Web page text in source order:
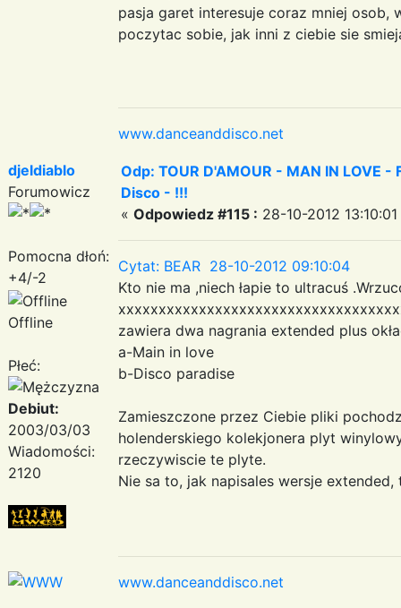
pasja garet interesuje coraz mniej
poczytac sobie, jak inni z ciebie sie
www.danceanddisco.net
djeldiablo
Forumowicz
Pomocna dłoń:
+4/-2
Offline
Płeć:
Debiut:
2003/03/03
Wiadomości:
2120
Odp: TOUR D'AMOUR - MAN IN LOVE
Disco - !!!
« Odpowiedz #115 : 28-10-2012 13:10:01
Cytat: BEAR 28-10-2012 09:10:04
Kto nie ma ,niech łapie to ultracuś
zawiera dwa nagrania extended plus
a-Main in love
b-Disco paradise
Zamieszczone przez Ciebie pliki
holenderskiego kolekjonera plyt
rzeczywiscie te plyte.
Nie sa to, jak napisales wersje
www.danceanddisco.net